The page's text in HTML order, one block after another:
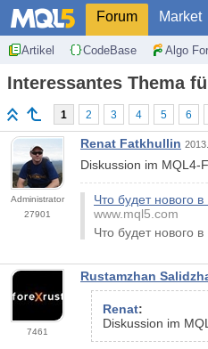
Forum Market
Artikel CodeBase Algo
Interessantes Thema
1 2 3 4 5 6
Administrator
27901
Renat Fatkhullin
Diskussion im MQL4-
Что будет нового
www.mql5.com
Что будет нового
7461
Rustamzhan
Renat:
Diskussion im